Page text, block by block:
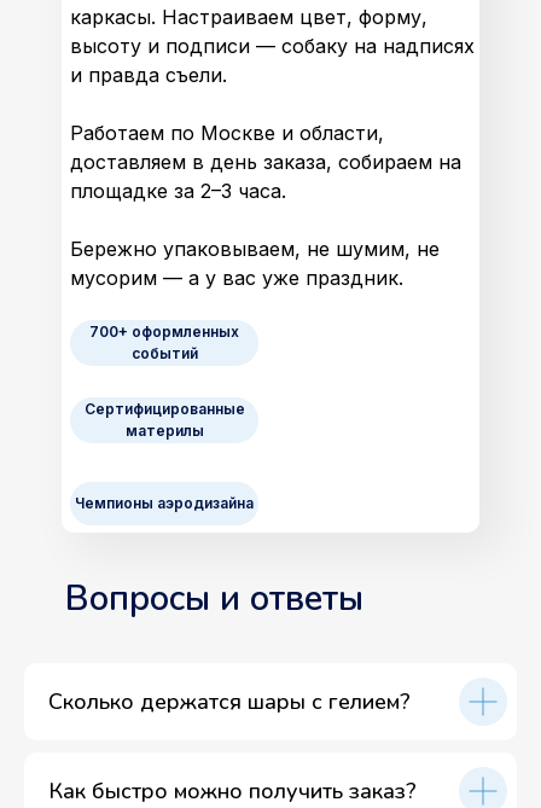
каркасы. Настраиваем цвет, форму,
высоту и подписи — собаку на надписях
и правда съели.
Работаем по Москве и области,
доставляем в день заказа, собираем на
площадке за 2–3 часа.
Бережно упаковываем, не шумим, не
мусорим — а у вас уже праздник.
Чемпионы аэродизайна
Сертифицированные
материлы
700+ оформленных
событий
Вопросы и ответы
Сколько держатся шары с гелием?
Как быстро можно получить заказ?